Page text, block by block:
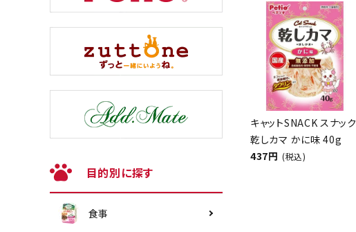
目的別に探す
食事
キャットSNACK スナック
乾しカマ かに味 40g
437円 (税込)